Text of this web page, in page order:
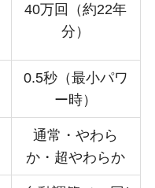
40万回（約22年
分）
0.5秒（最小パワ
ー時）
通常・やわら
か・超やわらか